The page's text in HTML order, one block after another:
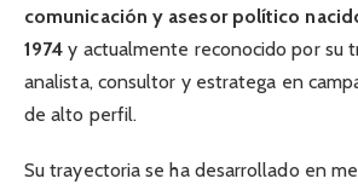
comunicación y asesor político
1974 y actualmente reconocido por su
analista, consultor y estratega en
de alto perfil.
Su trayectoria se ha desarrollado en